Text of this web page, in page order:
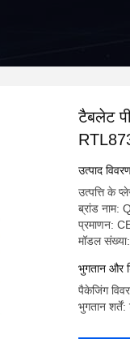
टैबलेट
उत्पाद
उत्पत्ति के
ब्रांड नाम:
प्रमाणन:
मॉडल
भुगतान और
पैकेजिंग
भुगतान शर्तें: